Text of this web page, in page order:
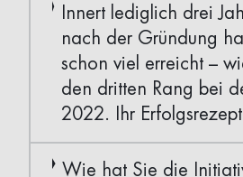
Innert lediglich drei
nach der Gründung
schon viel erreicht –
den dritten Rang bei
2022. Ihr
Wie hat Sie die